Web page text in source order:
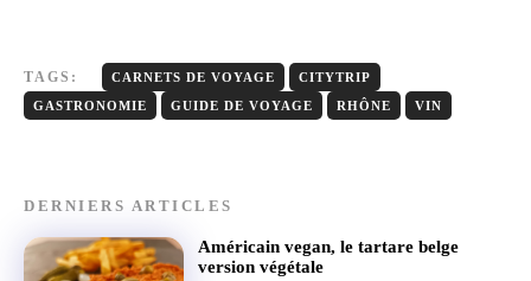
TAGS: CARNETS DE VOYAGE
CITYTRIP
GASTRONOMIE
GUIDE DE VOYAGE RHÔNE VIN
DERNIERS ARTICLES
Américain vegan, le tartare belge
version végétale